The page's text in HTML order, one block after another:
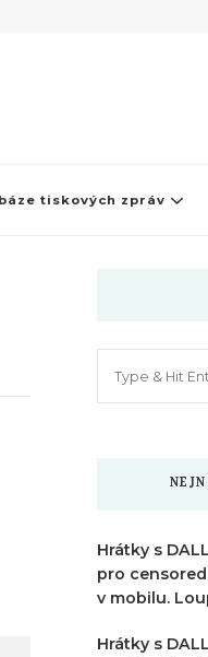
tiskových zpráv
Hrátky s
pro censored
v mobilu.
Hrátky s